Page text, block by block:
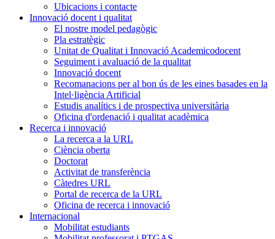
Ubicacions i contacte
Innovació docent i qualitat
El nostre model pedagògic
Pla estratègic
Unitat de Qualitat i Innovació Academicodocent
Seguiment i avaluació de la qualitat
Innovació docent
Recomanacions per al bon ús de les eines basades en la
Intel·ligència Artificial
Estudis analítics i de prospectiva universitària
Oficina d'ordenació i qualitat acadèmica
Recerca i innovació
La recerca a la URL
Ciència oberta
Doctorat
Activitat de transferència
Càtedres URL
Portal de recerca de la URL
Oficina de recerca i innovació
Internacional
Mobilitat estudiants